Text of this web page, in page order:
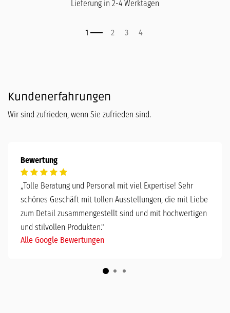
Lieferung in 2-4 Werktagen
Kundenerfahrungen
Wir sind zufrieden, wenn Sie zufrieden sind.
Bewertung
„Tolle Beratung und Personal mit viel Expertise! Sehr
schönes Geschäft mit tollen Ausstellungen, die mit Liebe
zum Detail zusammengestellt sind und mit hochwertigen
und stilvollen Produkten."
Alle Google Bewertungen